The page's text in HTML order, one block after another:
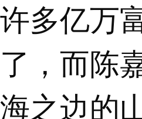
多亿万
，而陈
之边的